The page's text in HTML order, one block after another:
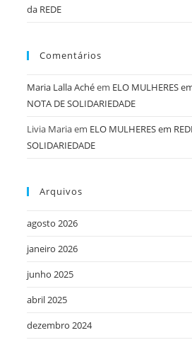
da REDE
Comentários
Maria Lalla Achéem ELO MULHERES
NOTA DE SOLIDARIEDADE
Livia Mariaem ELO MULHERES em
SOLIDARIEDADE
Arquivos
agosto 2026
janeiro 2026
junho 2025
abril 2025
dezembro 2024